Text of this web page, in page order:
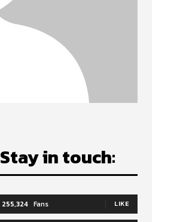
Stay in touch:
255,324 Fans LIKE